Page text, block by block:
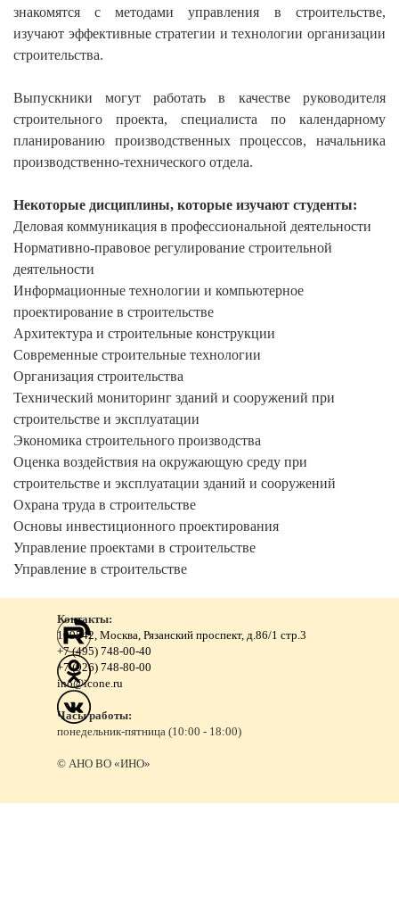
знакомятся с методами управления в строительстве,
изучают эффективные стратегии и технологии организации
строительства.
Выпускники могут работать в качестверуководителя
строительного проекта, специалиста по календарному
планированию производственных процессов, начальника
производственно-технического отдела.
Некоторые дисциплины, которые изучают студенты:
Деловая коммуникация в профессиональной деятельности
Нормативно-правовое регулирование строительной
деятельности
Информационные технологии и компьютерное
проектирование в строительстве
Архитектура и строительные конструкции
Современные строительные технологии
Организация строительства
Технический мониторинг зданий и сооружений при
строительстве и эксплуатации
Экономика строительного производства
Оценка воздействия на окружающую среду при
строительстве и эксплуатации зданий и сооружений
Охрана труда в строительстве
Основы инвестиционного проектирования
Управление проектами в строительстве
Управление в строительстве
Контакты:
109542, Москва, Рязанский проспект, д.86/1 стр.3
+7 (495) 748-00-40
+7 (926) 748-80-00
ino@icone.ru
Часы работы:
понедельник-пятница (10:00 - 18:00)
© АНО ВО «ИНО»